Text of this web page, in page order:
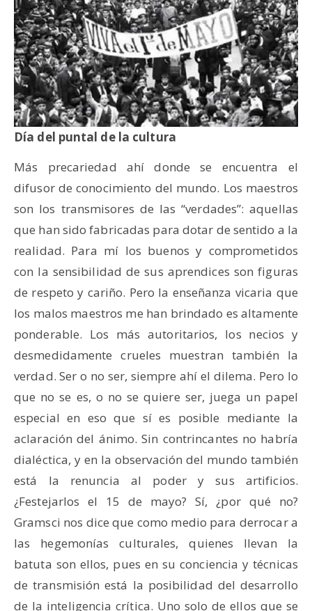
Día del puntal de la cultura
Más precariedad ahí donde se encuentra el
difusor de conocimiento del mundo. Los maestros
son los transmisores de las “verdades”: aquellas
que han sido fabricadas para dotar de sentido a la
realidad. Para mí los buenos y comprometidos
con la sensibilidad de sus aprendices son figuras
de respeto y cariño. Pero la enseñanza vicaria que
los malos maestros me han brindado es altamente
ponderable. Los más autoritarios, los necios y
desmedidamente crueles muestran también la
verdad. Ser o no ser, siempre ahí el dilema. Pero lo
que no se es, o no se quiere ser, juega un papel
especial en eso que sí es posible mediante la
aclaración del ánimo. Sin contrincantes no habría
dialéctica, y en la observación del mundo también
está la renuncia al poder y sus artificios.
¿Festejarlos el 15 de mayo? Sí, ¿por qué no?
Gramsci nos dice que como medio para derrocar a
las hegemonías culturales, quienes llevan la
batuta son ellos, pues en su conciencia y técnicas
de transmisión está la posibilidad del desarrollo
de la inteligencia crítica. Uno solo de ellos que se